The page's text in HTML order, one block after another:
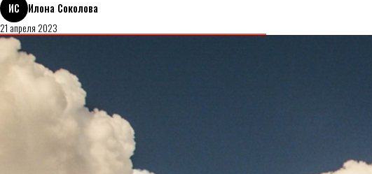
ИС
Илона Соколова
21 апреля 2023